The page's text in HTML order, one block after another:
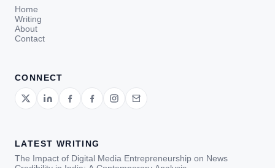
Home
Writing
About
Contact
CONNECT
LATEST WRITING
The Impact of Digital Media Entrepreneurship on News